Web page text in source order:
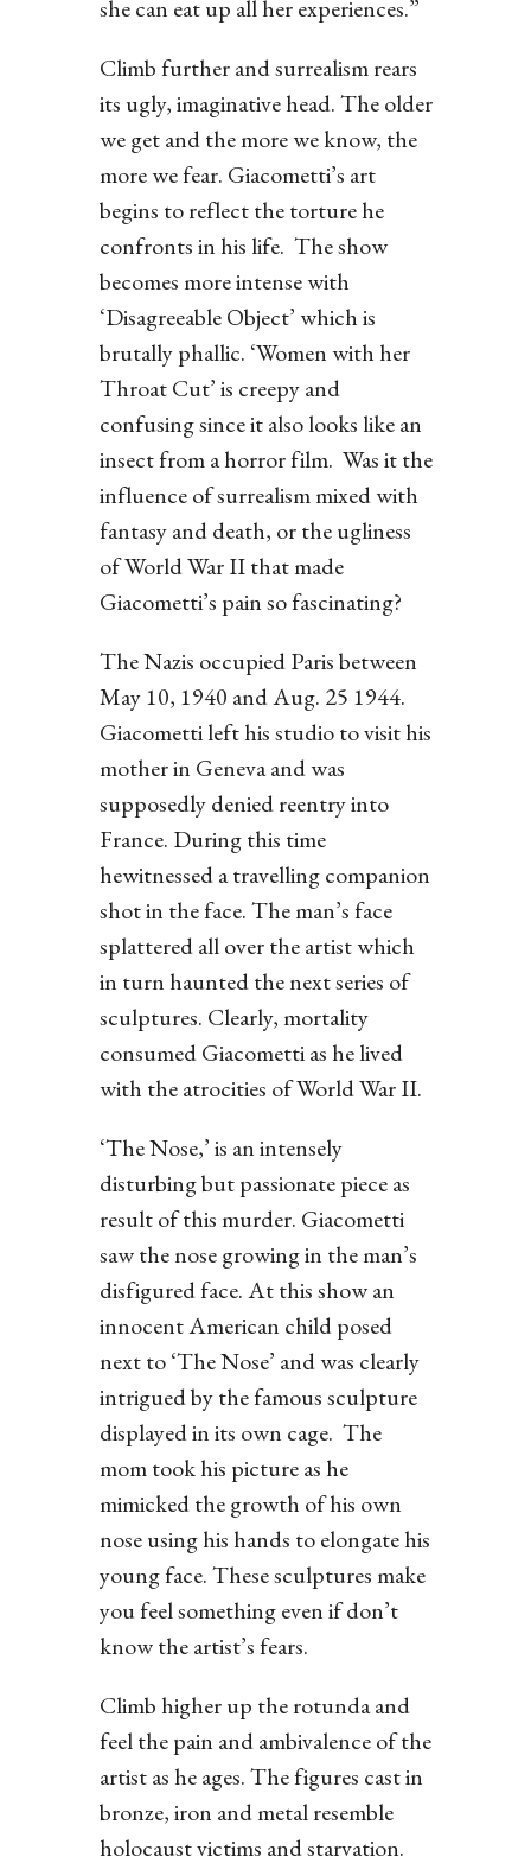
she can eat up all her experiences.”
Climb further and surrealism rears
its ugly, imaginative head. The older
we get and the more we know, the
more we fear. Giacometti’s art
begins to reflect the torture he
confronts in his life. The show
becomes more intense with
‘Disagreeable Object’ which is
brutally phallic. ‘Women with her
Throat Cut’ is creepy and
confusing since it also looks like an
insect from a horror film. Was it the
influence of surrealism mixed with
fantasy and death, or the ugliness
of World War II that made
Giacometti’s pain so fascinating?
The Nazis occupied Paris between
May 10, 1940 and Aug. 25 1944.
Giacometti left his studio to visit his
mother in Geneva and was
supposedly denied reentry into
France. During this time
hewitnessed a travelling companion
shot in the face. The man’s face
splattered all over the artist which
in turn haunted the next series of
sculptures. Clearly, mortality
consumed Giacometti as he lived
with the atrocities of World War II.
‘The Nose,’ is an intensely
disturbing but passionate piece as
result of this murder. Giacometti
saw the nose growing in the man’s
disfigured face. At this show an
innocent American child posed
next to ‘The Nose’ and was clearly
intrigued by the famous sculpture
displayed in its own cage. The
mom took his picture as he
mimicked the growth of his own
nose using his hands to elongate his
young face. These sculptures make
you feel something even if don’t
know the artist’s fears.
Climb higher up the rotunda and
feel the pain and ambivalence of the
artist as he ages. The figures cast in
bronze, iron and metal resemble
holocaust victims and starvation.